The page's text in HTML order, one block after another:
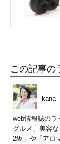
この記事の
kana
web情報誌のラ
グルメ、美容
2級」や「アロ